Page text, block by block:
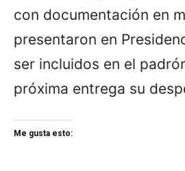
con documentación en
presentaron en
ser incluidos en el
próxima entrega su
Me gusta esto: